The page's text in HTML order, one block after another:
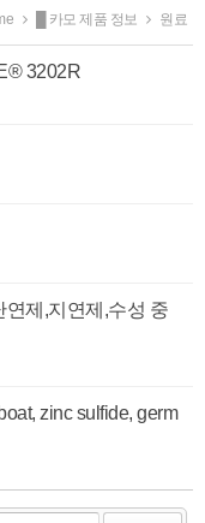
█ 카모 제품 정보 원료
3202R
연제,지연제,수성 중
zinc sulfide, germ